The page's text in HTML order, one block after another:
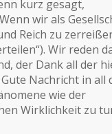
kurz gesagt,
wir als
Reich zu
Wir reden
der Dank all der
Nachricht in all
wie der
Wirklichkeit zu